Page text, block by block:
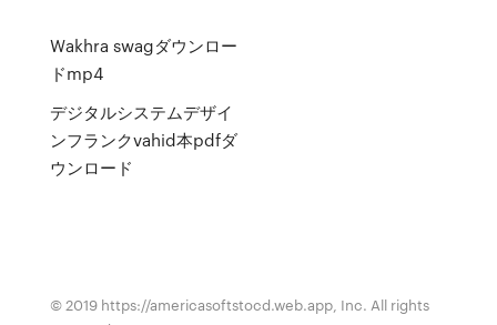
Wakhra swagダウンロー
ドmp4
デジタルシステムデザイ
ンフランクvahid本pdfダ
ウンロード
© 2019 https://americasoftstocd.web.app, Inc. All rights